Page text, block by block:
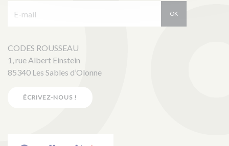
OK
CODES ROUSSEAU
1, rue Albert Einstein
85340 Les Sables d’Olonne
ÉCRIVEZ-NOUS !